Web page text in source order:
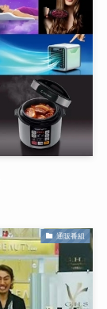
通販番組